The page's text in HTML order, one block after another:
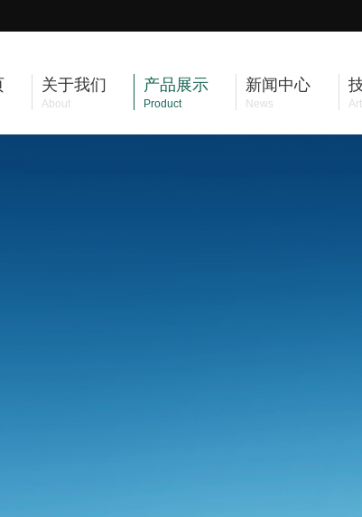
关于我们
About
产品展示
Product
新闻中心
News